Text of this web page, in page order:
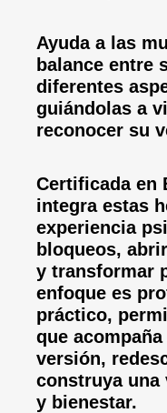
Ayuda a las
balance entre
diferentes
guiándolas a
reconocer su
Certificada en
integra estas
experiencia
bloqueos,
y transformar
enfoque es
práctico,
que
versión,
construya una
y bienestar.